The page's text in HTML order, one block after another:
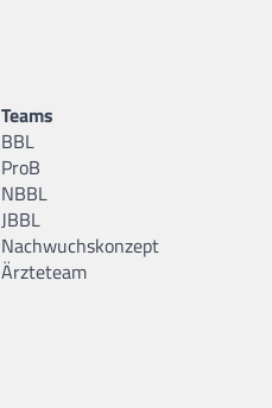
Teams
BBL
ProB
NBBL
JBBL
Nachwuchskonzept
Ärzteteam